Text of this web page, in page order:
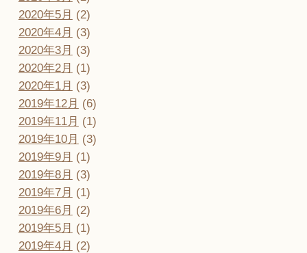
2020年5月 (2)
2020年4月 (3)
2020年3月 (3)
2020年2月 (1)
2020年1月 (3)
2019年12月 (6)
2019年11月 (1)
2019年10月 (3)
2019年9月 (1)
2019年8月 (3)
2019年7月 (1)
2019年6月 (2)
2019年5月 (1)
2019年4月 (2)